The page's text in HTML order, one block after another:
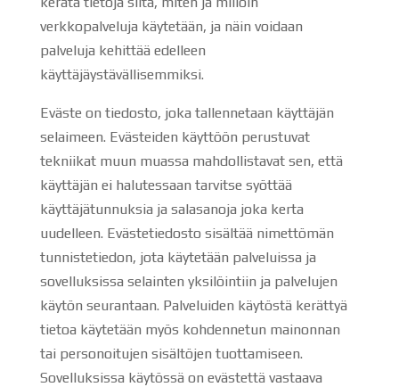
verkkopalveluja käytetään, ja näin voidaan
palveluja kehittää edelleen
käyttäjäystävällisemmiksi.
Eväste on tiedosto, joka tallennetaan käyttäjän
selaimeen. Evästeiden käyttöön perustuvat
tekniikat muun muassa mahdollistavat sen, että
käyttäjän ei halutessaan tarvitse syöttää
käyttäjätunnuksia ja salasanoja joka kerta
uudelleen. Evästetiedosto sisältää nimettömän
tunnistetiedon, jota käytetään palveluissa ja
sovelluksissa selainten yksilöintiin ja palvelujen
käytön seurantaan. Palveluiden käytöstä kerättyä
tietoa käytetään myös kohdennetun mainonnan
tai personoitujen sisältöjen tuottamiseen.
Sovelluksissa käytössä on evästettä vastaava